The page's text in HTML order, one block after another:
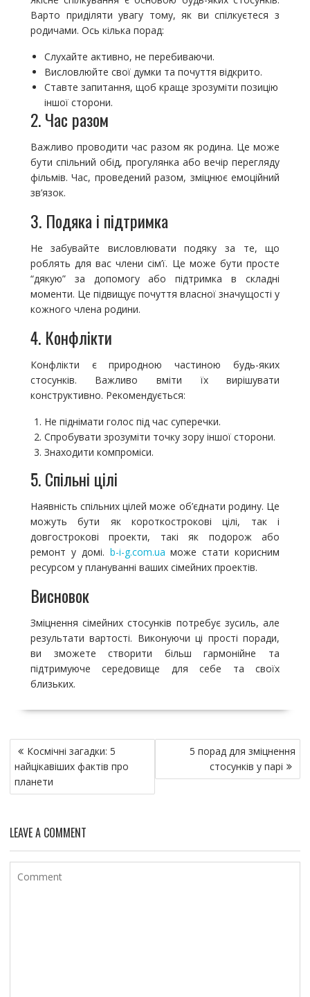
Варто приділяти увагу тому, як ви спілкуєтеся з
родичами. Ось кілька порад:
Слухайте активно, не перебиваючи.
Висловлюйте свої думки та почуття відкрито.
Ставте запитання, щоб краще зрозуміти позицію
іншої сторони.
2. Час разом
Важливо проводити час разом як родина. Це може
бути спільний обід, прогулянка або вечір перегляду
фільмів. Час, проведений разом, зміцнює емоційний
зв’язок.
3. Подяка і підтримка
Не забувайте висловлювати подяку за те, що
роблять для вас члени сім’ї. Це може бути просте
“дякую” за допомогу або підтримка в складні
моменти. Це підвищує почуття власної значущості у
кожного члена родини.
4. Конфлікти
Конфлікти є природною частиною будь-яких
стосунків. Важливо вміти їх вирішувати
конструктивно. Рекомендується:
Не піднімати голос під час суперечки.
Спробувати зрозуміти точку зору іншої сторони.
Знаходити компроміси.
5. Спільні цілі
Наявність спільних цілей може об’єднати родину. Це
можуть бути як короткострокові цілі, так і
довгострокові проекти, такі як подорож або
ремонт у домі. b-i-g.com.ua може стати корисним
ресурсом у плануванні ваших сімейних проектів.
Висновок
Зміцнення сімейних стосунків потребує зусиль, але
результати вартості. Виконуючи ці прості поради,
ви зможете створити більш гармонійне та
підтримуюче середовище для себе та своїх
близьких.
Н
а
в
и
а
ц
Космічні загадки: 5
найцікавіших фактів про
планети
5 порад для зміцнення
стосунків у парі
LEAVE A COMMENT